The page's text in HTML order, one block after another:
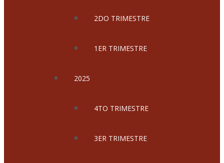
2DO TRIMESTRE
1ER TRIMESTRE
2025
4TO TRIMESTRE
3ER TRIMESTRE